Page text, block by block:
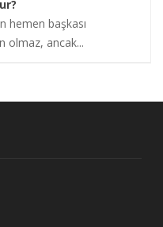
hemen başkası
olmaz, ancak...